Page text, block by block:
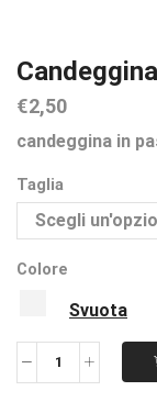
€2,50
candeggina in
Taglia
Colore
Svuota